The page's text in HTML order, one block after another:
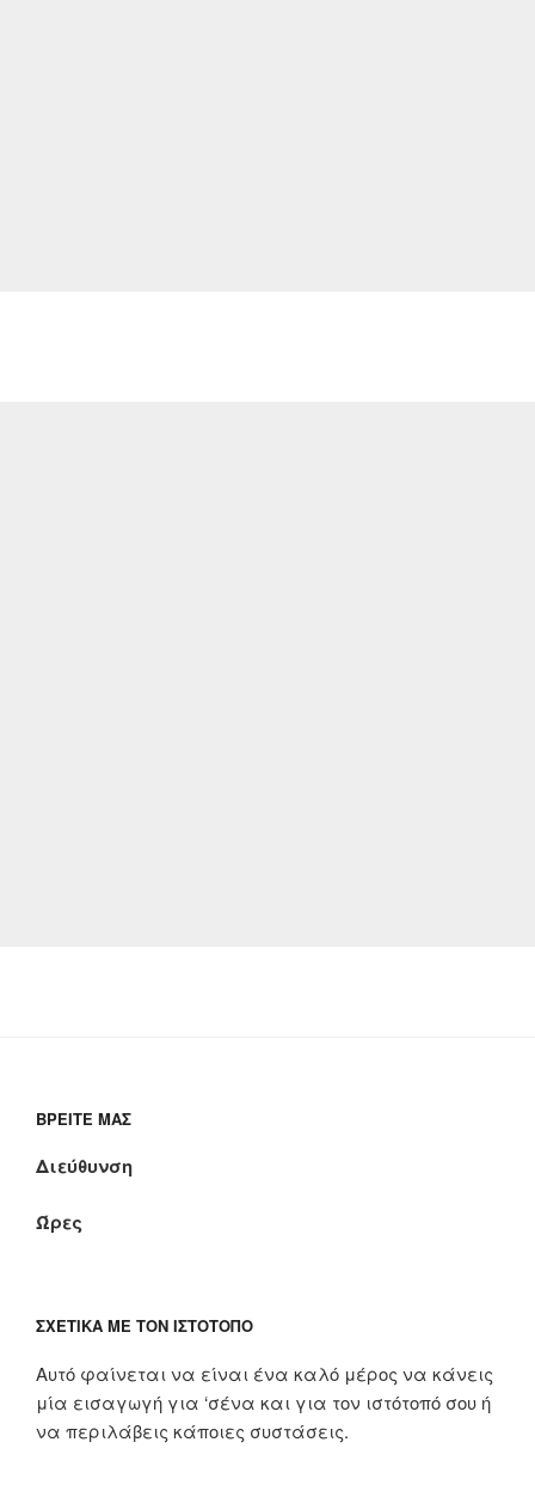
ΒΡΕΊΤΕ ΜΑΣ
Διεύθυνση
Ώρες
ΣΧΕΤΙΚΆ ΜΕ ΤΟΝ ΙΣΤΌΤΟΠΟ
Αυτό φαίνεται να είναι ένα καλό μέρος να κάνεις
μία εισαγωγή για ‘σένα και για τον ιστότοπό σου ή
να περιλάβεις κάποιες συστάσεις.